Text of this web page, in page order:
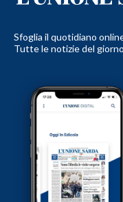
Sfoglia il quotidiano
Tutte le notizie del